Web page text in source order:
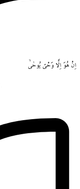
اِنْ هُوَ اِلَّا وَحْيٌ يُوحٰىۙ